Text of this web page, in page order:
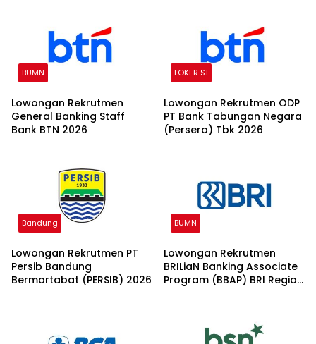
BUMN
Lowongan Rekrutmen
General Banking Staff
Bank BTN 2026
LOKER S1
Lowongan Rekrutmen ODP
PT Bank Tabungan Negara
(Persero) Tbk 2026
Bandung
Lowongan Rekrutmen PT
Persib Bandung
Bermartabat (PERSIB) 2026
BUMN
Lowongan Rekrutmen
BRILiaN Banking Associate
Program (BBAP) BRI Region